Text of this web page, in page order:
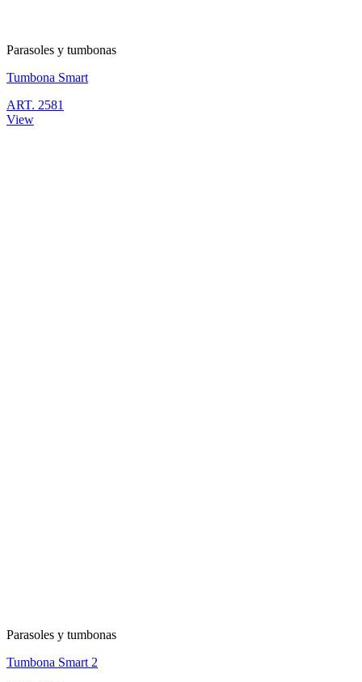
Parasoles y tumbonas
Tumbona Smart
ART. 2581
View
Parasoles y tumbonas
Tumbona Smart 2